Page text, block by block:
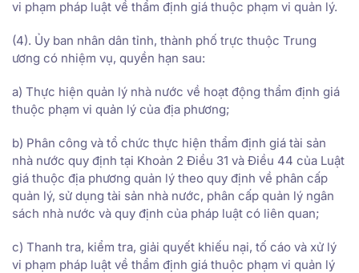
vi phạm pháp luật về thẩm định giá thuộc phạm vi quản lý.
(4). Ủy ban nhân dân tỉnh, thành phố trực thuộc Trung
ương có nhiệm vụ, quyền hạn sau:
a) Thực hiện quản lý nhà nước về hoạt động thẩm định giá
thuộc phạm vi quản lý của địa phương;
b) Phân công và tổ chức thực hiện thẩm định giá tài sản
nhà nước quy định tại Khoản 2 Điều 31 và Điều 44 của Luật
giá thuộc địa phương quản lý theo quy định về phân cấp
quản lý, sử dụng tài sản nhà nước, phân cấp quản lý ngân
sách nhà nước và quy định của pháp luật có liên quan;
c) Thanh tra, kiểm tra, giải quyết khiếu nại, tố cáo và xử lý
vi phạm pháp luật về thẩm định giá thuộc phạm vi quản lý